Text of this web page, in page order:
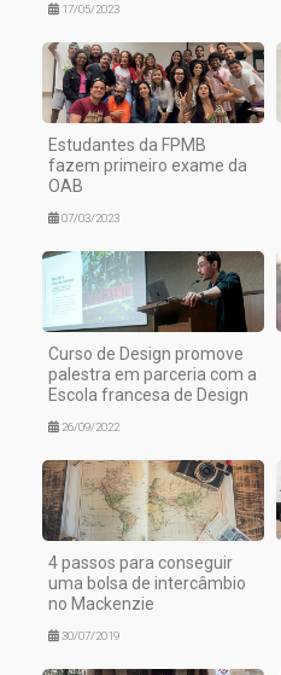
17/05/2023
Estudantes da FPMB
fazem primeiro exame da
OAB
07/03/2023
Curso de Design promove
palestra em parceria com a
Escola francesa de Design
26/09/2022
4 passos para conseguir
uma bolsa de intercâmbio
no Mackenzie
30/07/2019